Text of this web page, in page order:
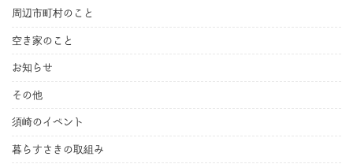
周辺市町村のこと
空き家のこと
お知らせ
その他
須崎のイベント
暮らすさきの取組み